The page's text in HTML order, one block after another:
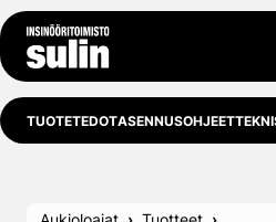
Siirry sisältöön
TUOTETEDOTASENNUSOHJEET